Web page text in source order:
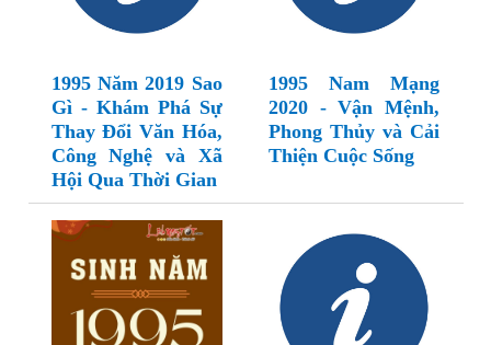
1995 Năm 2019 Sao
Gì - Khám Phá Sự
Thay Đổi Văn Hóa,
Công Nghệ và Xã
Hội Qua Thời Gian
1995 Nam Mạng
2020 - Vận Mệnh,
Phong Thủy và Cải
Thiện Cuộc Sống